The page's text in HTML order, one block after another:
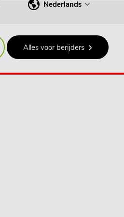
Nederlands
Alles voor berijders